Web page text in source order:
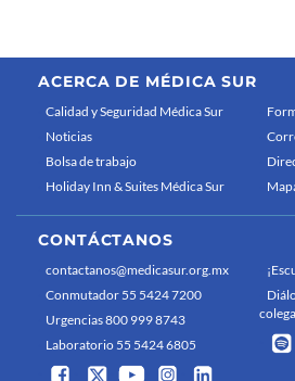
ACERCA DE MÉDICA SUR
Calidad y Seguridad Médica Sur
Noticias
Bolsa de trabajo
Holiday Inn & Suites Médica Sur
CONTÁCTANOS
contactanos@medicasur.org.mx
Conmutador 55 5424 7200
Urgencias 800 999 8743
Laboratorio 55 5424 6805